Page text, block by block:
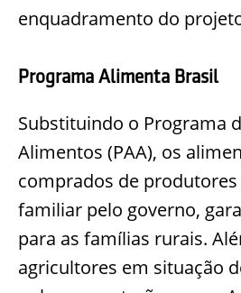
enquadramento do
Programa Alimenta Brasil
Substituindo o Programa
Alimentos (PAA), os
comprados de
familiar pelo governo,
para as famílias rurais.
agricultores em situação